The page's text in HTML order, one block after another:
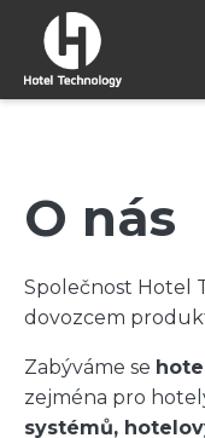
O nás
Společnost Hotel
dovozcem
Zabýváme se
zejména pro
systémů,